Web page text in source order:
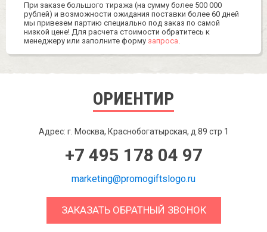
При заказе большого тиража (на сумму более 500 000
рублей) и возможности ожидания поставки более 60 дней
мы привезем партию специально под заказ по самой
низкой цене! Для расчета стоимости обратитесь к
менеджеру или заполните форму запроса.
ОРИЕНТИР
Адрес: г. Москва, Краснобогатырская, д.89 стр 1
+7 495 178 04 97
marketing@promogiftslogo.ru
ЗАКАЗАТЬ ОБРАТНЫЙ ЗВОНОК